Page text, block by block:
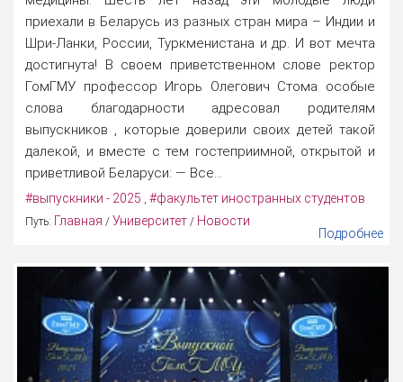
приехали в Беларусь из разных стран мира – Индии и
Шри-Ланки, России, Туркменистана и др. И вот мечта
достигнута! В своем приветственном слове ректор
ГомГМУ профессор Игорь Олегович Стома особые
слова благодарности адресовал родителям
выпускников , которые доверили своих детей такой
далекой, и вместе с тем гостеприимной, открытой и
приветливой Беларуси: — Все...
#выпускники - 2025 , #факультет иностранных студентов
Путь: Главная / Университет / Новости
Подробнее